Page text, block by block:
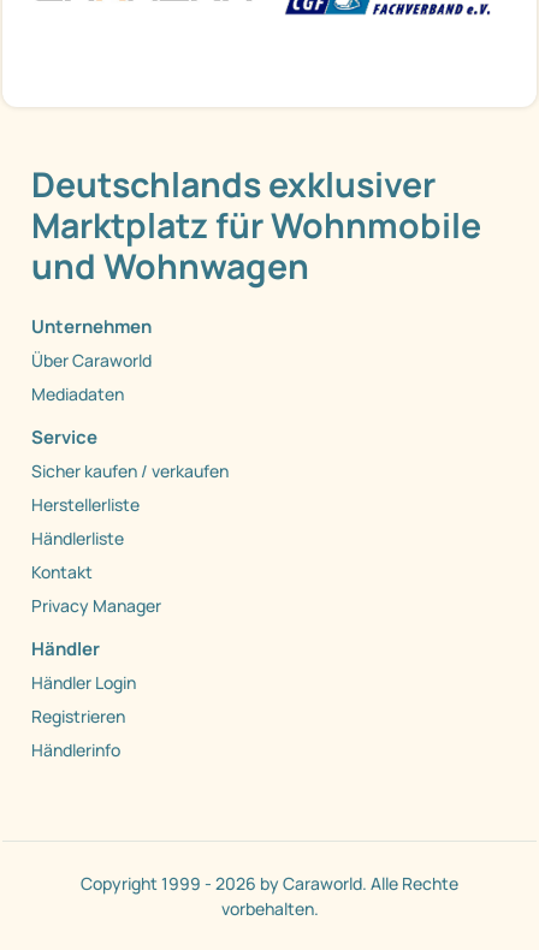
Deutschlands exklusiver
Marktplatz für Wohnmobile
und Wohnwagen
Unternehmen
Über Caraworld
Mediadaten
Service
Sicher kaufen / verkaufen
Herstellerliste
Händlerliste
Kontakt
Privacy Manager
Händler
Händler Login
Registrieren
Händlerinfo
Copyright 1999 - 2026 by Caraworld. Alle Rechte
vorbehalten.